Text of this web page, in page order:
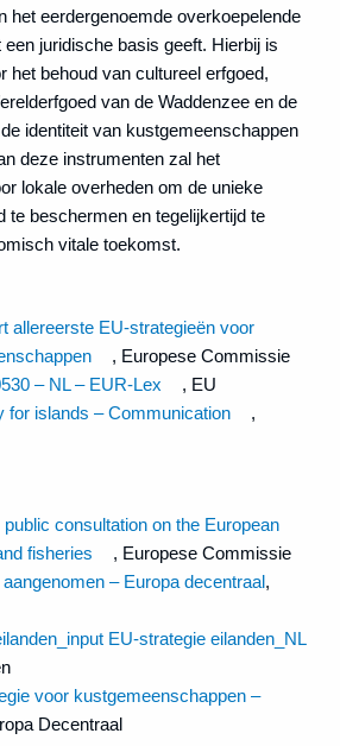
het eerdergenoemde overkoepelende
juridische basis geeft. Hierbij is
het behoud van cultureel erfgoed,
van de Waddenzee en de
identiteit van kustgemeenschappen
deze instrumenten zal het
lokale overheden om de unieke
te beschermen en tegelijkertijd te
vitale toekomst.
allereerste EU-strategieën voor
, Europese Commissie
– NL – EUR-Lex
, EU
for islands – Communication
,
consultation on the European
fisheries
, Europese Commissie
– Europa decentraal,
EU-strategie eilanden_NL
voor kustgemeenschappen –
Decentraal